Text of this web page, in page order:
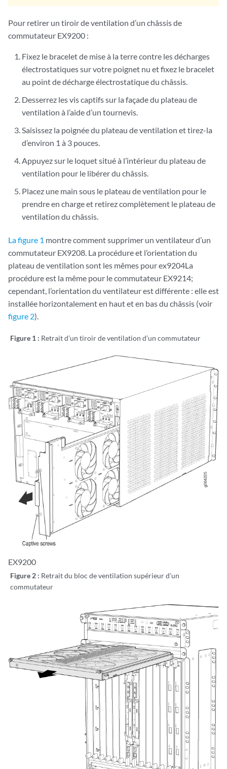
Pour retirer un tiroir de ventilation d’un châssis de
commutateur EX9200 :
Fixez le bracelet de mise à la terre contre les décharges
électrostatiques sur votre poignet nu et fixez le bracelet
au point de décharge électrostatique du châssis.
Desserrez les vis captifs sur la façade du plateau de
ventilation à l’aide d’un tournevis.
Saisissez la poignée du plateau de ventilation et tirez-la
d’environ 1 à 3 pouces.
Appuyez sur le loquet situé à l’intérieur du plateau de
ventilation pour le libérer du châssis.
Placez une main sous le plateau de ventilation pour le
prendre en charge et retirez complètement le plateau de
ventilation du châssis.
La figure 1 montre comment supprimer un ventilateur d’un
commutateur EX9208. La procédure et l’orientation du
plateau de ventilation sont les mêmes pour ex9204La
procédure est la même pour le commutateur EX9214;
cependant, l’orientation du ventilateur est différente : elle est
installée horizontalement en haut et en bas du châssis (voir
figure 2).
Figure 1 : Retrait d’un tiroir de ventilation d’un commutateur
EX9200
Figure 2 : Retrait du bloc de ventilation supérieur d’un
commutateur